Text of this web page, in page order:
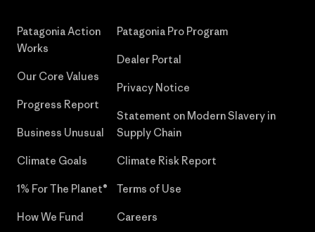
Patagonia Action
Works
Our Core Values
Progress Report
Business Unusual
Climate Goals
1% For The Planet®
How We Fund
Patagonia Pro Program
Dealer Portal
Privacy Notice
Statement on Modern Slavery in
Supply Chain
Climate Risk Report
Terms of Use
Careers